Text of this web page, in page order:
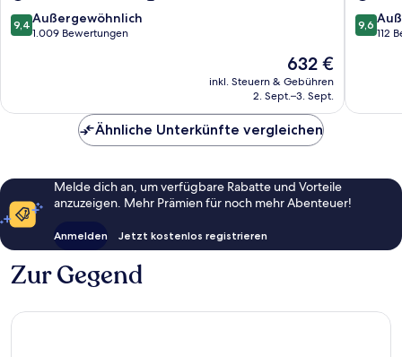
Marbella
9.4
von
9,4 Außergewöhnlich
1.009 Bewertungen
Der
Preis
beträgt
632 €
inkl. Steuern & Gebühren
2. Sept.–3. Sept.
9.6
von
9,6
112
Ähnliche Unterkünfte vergleichen
Melde dich an, um verfügbare Rabatte und Vorteile
anzuzeigen. Mehr Prämien für noch mehr Abenteuer!
Anmelden Jetzt kostenlos registrieren
Zur Gegend